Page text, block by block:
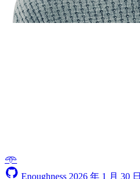
𖥸
Enoughness 2026 年 1 月 30 日